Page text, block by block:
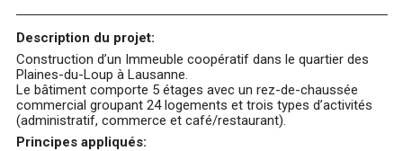
Description du projet:
Construction d’un Immeuble coopératif dans le quartier des
Plaines-du-Loup à Lausanne.
Le bâtiment comporte 5 étages avec un rez-de-chaussée
commercial groupant 24 logements et trois types d’activités
(administratif, commerce et café/restaurant).
Principes appliqués: